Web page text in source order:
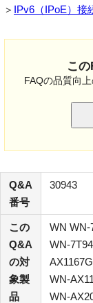
＞ IPv6（IPoE）接
こ
FAQの品質向
Q&A
番号
30943
この
Q&A
の対
象製
品
WN WN-
WN-
WN-
WN-